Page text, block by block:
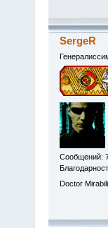
SergeR
Сообщений:
Doctor